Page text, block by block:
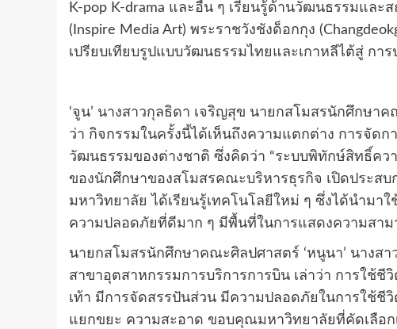
K-pop K-drama และอื่น ๆ เรียนรู้ด้านวัฒนธรรมแล
(Inspire Media Art) พระราชวังชังด็อกกุง
เปรียบเทียบรูปแบบวัฒนธรรมไทยและเกาหลีไต้สู่ กา
‘จูน’ นางสาวกุลธิดา เจริญสุข นายกสโมสรนักศึกษา
ว่า กิจกรรมในครั้งนี้ได้เห็นถึงความแตกต่าง การจัดก
วัฒนธรรมของต่างชาติ ซึ่งคิดว่า “ระบบพิทักษ์สิทธิ์คว
ของนักศึกษาของสโมสรคณะบริหารธุรกิจ เปิดประส
มหาวิทยาลัย ได้เรียนรู้เทคโนโลยีใหม่ ๆ ซึ่งได้นำมา
ความปลอดภัยที่ดีมาก ๆ มีพื้นที่ในการแสดงความสาม
นายกสโมสรนักศึกษาคณะศิลปศาสตร์ ‘หนูนา’ นาง
สาขาอุตสาหกรรมการบริการการบิน เล่าว่า การใช้
เท้า มีการจัดสรรปันส่วน มีความปลอดภัยในการใช้ชี
แยกขยะ ความสะอาด ขอบคุณมหาวิทยาลัยที่คัดเลือก